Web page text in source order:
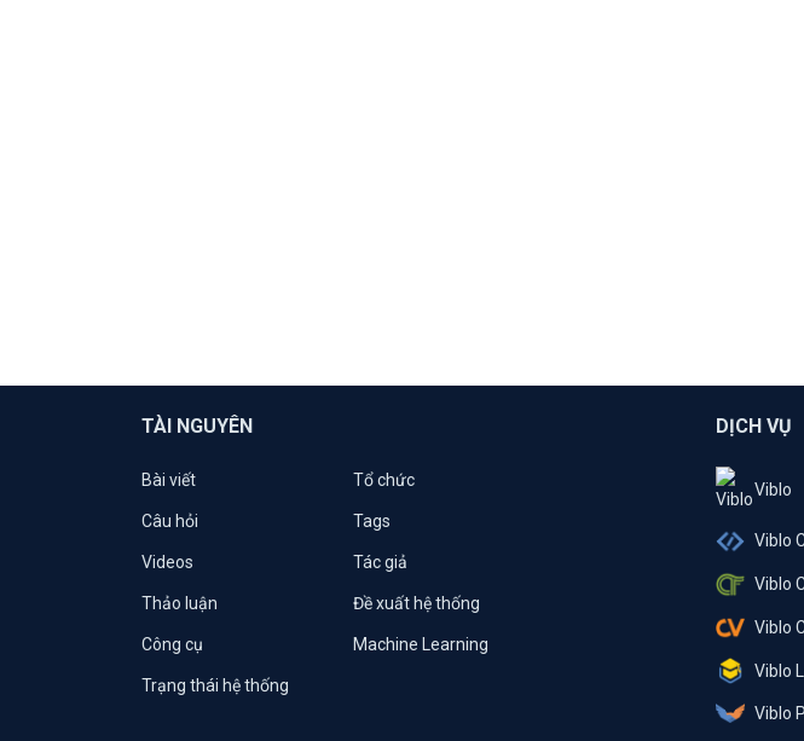
TÀI NGUYÊN
Bài viết Tổ chức
Câu hỏi Tags
Videos Tác giả
Thảo luận Đề xuất hệ thống
Công cụ Machine Learning
Trạng thái hệ thống
DỊCH VỤ
Viblo
Viblo
Viblo
Viblo
Viblo
Viblo